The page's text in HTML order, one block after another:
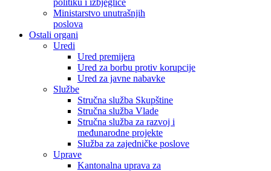
politiku i izbjeglice
Ministarstvo unutrašnjih
poslova
Ostali organi
Uredi
Ured premijera
Ured za borbu protiv korupcije
Ured za javne nabavke
Službe
Stručna služba Skupštine
Stručna služba Vlade
Stručna služba za razvoj i
međunarodne projekte
Služba za zajedničke poslove
Uprave
Kantonalna uprava za